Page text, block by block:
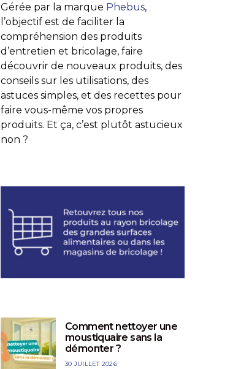
Gérée par la marque Phebus,
l’objectif est de faciliter la
compréhension des produits
d’entretien et bricolage, faire
découvrir de nouveaux produits, des
conseils sur les utilisations, des
astuces simples, et des recettes pour
faire vous-même vos propres
produits. Et ça, c’est plutôt astucieux
non ?
Comment nettoyer une
moustiquaire sans la
démonter ?
30 JUILLET 2026